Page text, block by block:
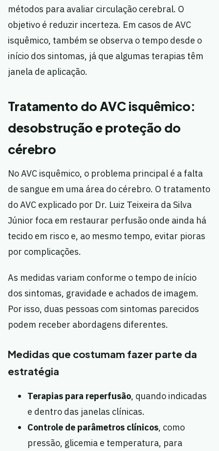
métodos para avaliar circulação cerebral. O
objetivo é reduzir incerteza. Em casos de AVC
isquêmico, também se observa o tempo desde o
início dos sintomas, já que algumas terapias têm
janela de aplicação.
Tratamento do AVC isquêmico:
desobstrução e proteção do
cérebro
No AVC isquêmico, o problema principal é a falta
de sangue em uma área do cérebro. O tratamento
do AVC explicado por Dr. Luiz Teixeira da Silva
Júnior foca em restaurar perfusão onde ainda há
tecido em risco e, ao mesmo tempo, evitar pioras
por complicações.
As medidas variam conforme o tempo de início
dos sintomas, gravidade e achados de imagem.
Por isso, duas pessoas com sintomas parecidos
podem receber abordagens diferentes.
Medidas que costumam fazer parte da
estratégia
Terapias para reperfusão, quando indicadas
e dentro das janelas clínicas.
Controle de parâmetros clínicos, como
pressão, glicemia e temperatura, para